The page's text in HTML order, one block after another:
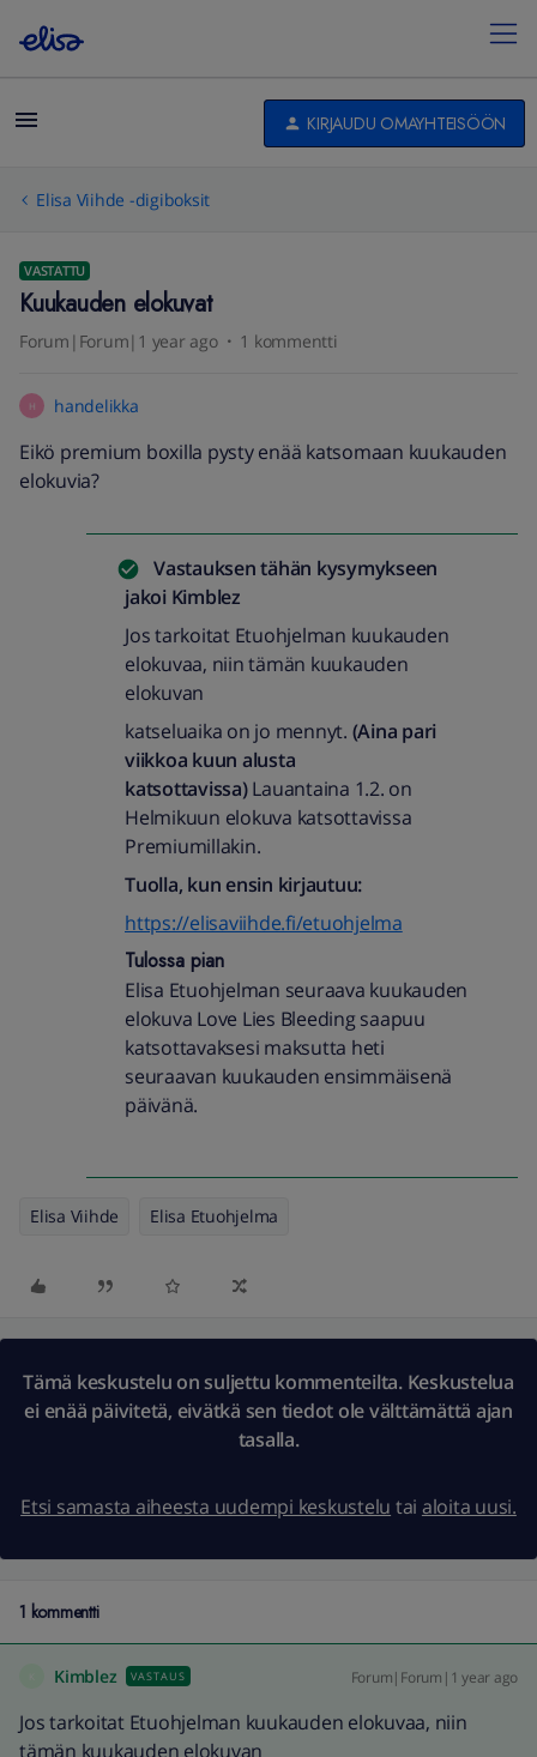
KIRJAUDU OMAYHTEISÖÖN
Elisa Viihde -digiboksit
VASTATTU
Kuukauden elokuvat
Forum|Forum|1 year ago 1 kommentti
H handelikka
Eikö premium boxilla pysty enää katsomaan kuukauden
elokuvia?
Vastauksen tähän kysymykseen
jakoi Kimblez
Jos tarkoitat Etuohjelman kuukauden
elokuvaa, niin tämän kuukauden
elokuvan
katseluaika on jo mennyt. (Aina pari
viikkoa kuun alusta
katsottavissa)Lauantaina 1.2. on
Helmikuun elokuva katsottavissa
Premiumillakin.
Tuolla, kun ensin kirjautuu:
https://elisaviihde.fi/etuohjelma
Tulossa pian
Elisa Etuohjelman seuraava kuukauden
elokuva Love Lies Bleeding saapuu
katsottavaksesi maksutta heti
seuraavan kuukauden ensimmäisenä
päivänä.
Elisa Viihde Elisa Etuohjelma
Tämä keskustelu on suljettu kommenteilta. Keskustelua
ei enää päivitetä, eivätkä sen tiedot ole välttämättä ajan
tasalla.
Etsi samasta aiheesta uudempi keskustelu tai aloita uusi.
1 kommentti
Kimblez VASTAUS Forum|Forum|1 year ago
Jos tarkoitat Etuohjelman kuukauden elokuvaa, niin
tämän kuukauden elokuvan